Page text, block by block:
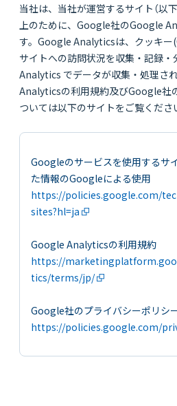
当社は、当社が運営するサイト（以下
上のために、Google社のGoogle
す。Google Analyticsは、クッキー
サイトへの訪問状況を収集・記録
Analytics でデータが収集・処理さ
Analyticsの利用規約及びGoogle社
ついては以下のサイトをご覧くださ
Googleのサービスを使用するサ
た情報のGoogleによる使用
https://policies.google.com/
sites?hl=ja
Google Analyticsの利用規約
https://
tics/terms/jp/
Google社のプライバシーポリシ
https://policies.google.com/